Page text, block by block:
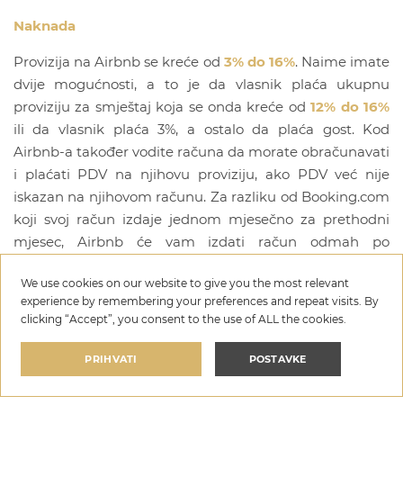
Naknada
Provizija na Airbnb se kreće od 3% do 16%. Naime imate
dvije mogućnosti, a to je da vlasnik plaća ukupnu
proviziju za smještaj koja se onda kreće od12% do 16%
ili da vlasnik plaća 3%, a ostalo da plaća gost. Kod
Airbnb-a također vodite računa da morate obračunavati
i plaćati PDV na njihovu proviziju, ako PDV već nije
iskazan na njihovom računu. Za razliku od Booking.com
koji svoj račun izdaje jednom mjesečno za prethodni
mjesec, Airbnb će vam izdati račun odmah po
Airbnb isplate šalje odmah nakon check-ina, što znači
da ćete novac dobiti za vrijeme boravka gostiju u
We use cookies on our website to give you the most relevant
experience by remembering your preferences and repeat visits. By
clicking “Accept”, you consent to the use of ALL the cookies.
PRIHVATI POSTAVKE